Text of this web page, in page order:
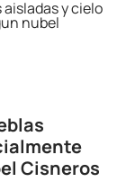
Cisneros